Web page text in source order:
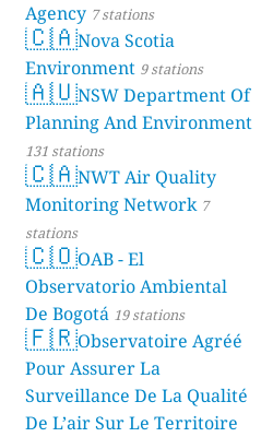
Agency 7 stations
🇨🇦Nova Scotia
Environment 9 stations
🇦🇺NSW Department Of
Planning And Environment
131 stations
🇨🇦NWT Air Quality
Monitoring Network 7
stations
🇨🇴OAB - El
Observatorio Ambiental
De Bogotá 19 stations
🇫🇷Observatoire Agréé
Pour Assurer La
Surveillance De La Qualité
De L’air Sur Le Territoire